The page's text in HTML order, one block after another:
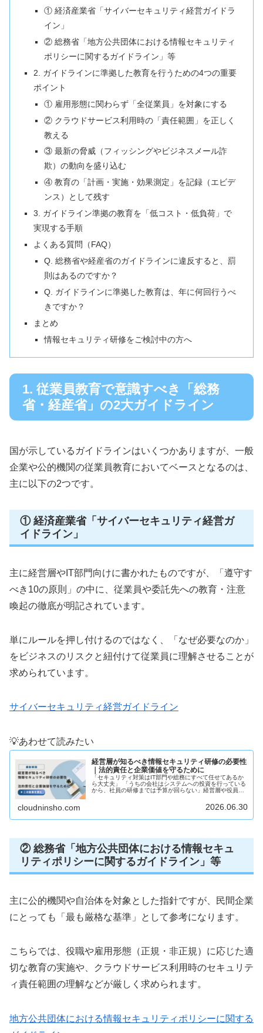
① 経済産業省「サイバーセキュリティ経営ガイドラ
イン」
② 総務省「地方公共団体における情報セキュリティ
ポリシーに関するガイドライン」等
2. ガイドラインに準拠した教育を行うための4つの重要
ポイント
① 雇用形態に関わらず「全従業員」を対象にする
② クラウドサービス利用時の「責任範囲」を正しく
教える
③ 最新の脅威（フィッシングやビジネスメール詐
欺）の動向を盛り込む
④ 教育の「計画・実施・効果測定」を記録（エビデ
ンス）として残す
3. ガイドライン準拠の教育を「低コスト・低負荷」で
実現する手順
よくある質問（FAQ）
Q. 総務省や経産省のガイドラインに違反すると、罰
則はあるのですか？
Q. ガイドラインに準拠した教育は、年に何回行うべ
きですか？
まとめ
情報セキュリティ研修をご検討中の方へ
1. 従業員教育で意識すべき「総務
省・経産省」の2大ガイドライン
国が示しているガイドラインはいくつかありますが、一般
企業や公的機関の従業員教育においてベースとなるのは、
主に以下の2つです。
① 経済産業省「サイバーセキュリティ経営ガ
イドライン」
主に経営層やIT部門向けに書かれたものですが、「遵守す
べき10の原則」の中に、従業員や委託先への教育・注意
喚起の徹底が明記されています。
単にルールを押し付けるのではなく、「なぜ必要なのか」
をビジネスのリスクと紐付けて従業員に理解させることが
求められています。
サイバーセキュリティ経営ガイドライン
💡あわせて読みたい
経営層が知るべき情報セキュリティ研修の必要性
｜法的責任と企業価値を守るために
「セキュリティ対策はIT部門や総務にすべて任せてあるか
ら大丈夫」 「うちの会社はシステムへの投資を行っている
から、社員の研修までは予算が回らない」経営層や役員の
cloudninsho.com 2026.06.30
② 総務省「地方公共団体における情報セキュ
リティポリシーに関するガイドライン」等
主に公的機関や自治体を対象とした指針ですが、民間企業
にとっても「最も厳格な基準」として参考になります。
こちらでは、役職や雇用形態（正規・非正規）に応じた適
切な教育の実施や、クラウドサービス利用時のセキュリテ
ィ責任範囲の理解などが厳しく求められます。
地方公共団体における情報セキュリティポリシーに関する